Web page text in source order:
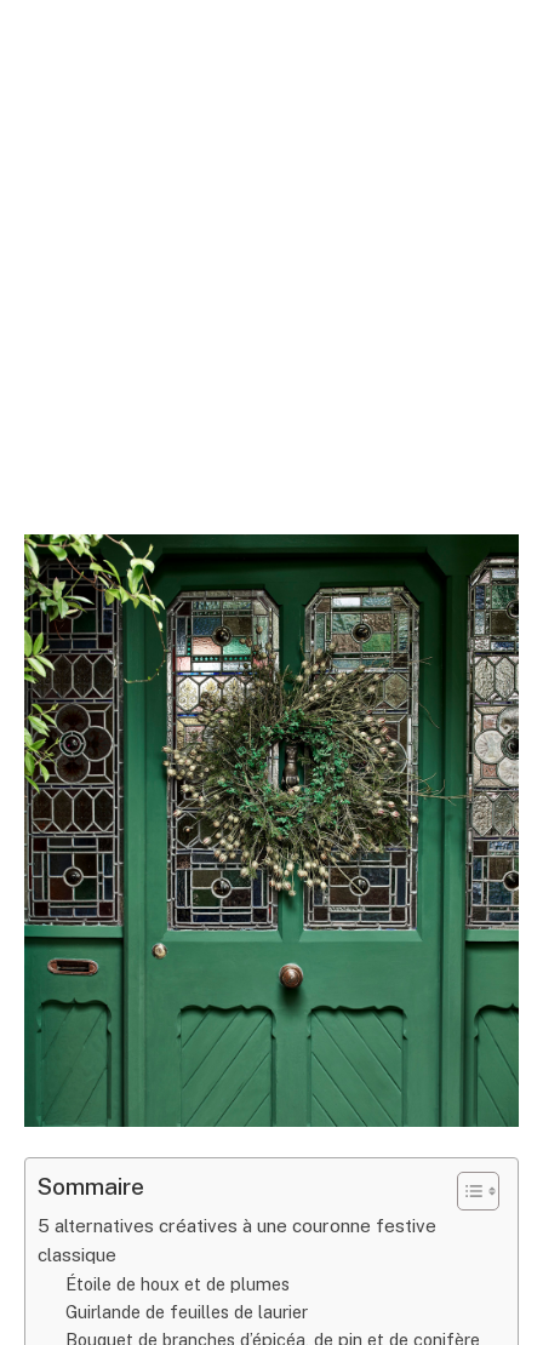
Sommaire
5 alternatives créatives à une couronne festive
classique
Étoile de houx et de plumes
Guirlande de feuilles de laurier
Bouquet de branches d’épicéa, de pin et de conifère